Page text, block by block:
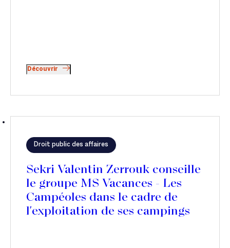
Découvrir
Droit public des affaires
Sekri Valentin Zerrouk conseille
le groupe MS Vacances - Les
Campéoles dans le cadre de
l'exploitation de ses campings